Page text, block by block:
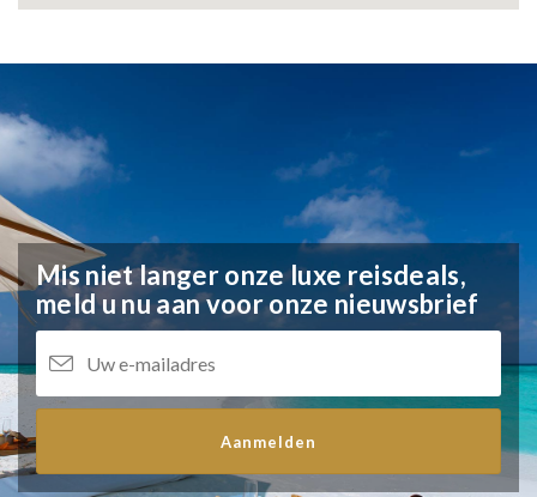
Mis niet langer onze luxe reisdeals,
meld u nu aan voor onze nieuwsbrief
Aanmelden